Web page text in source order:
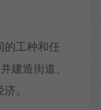
的工种和任
建造街道、
。